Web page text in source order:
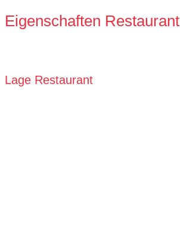
Eigenschaften Restaurant
Lage Restaurant